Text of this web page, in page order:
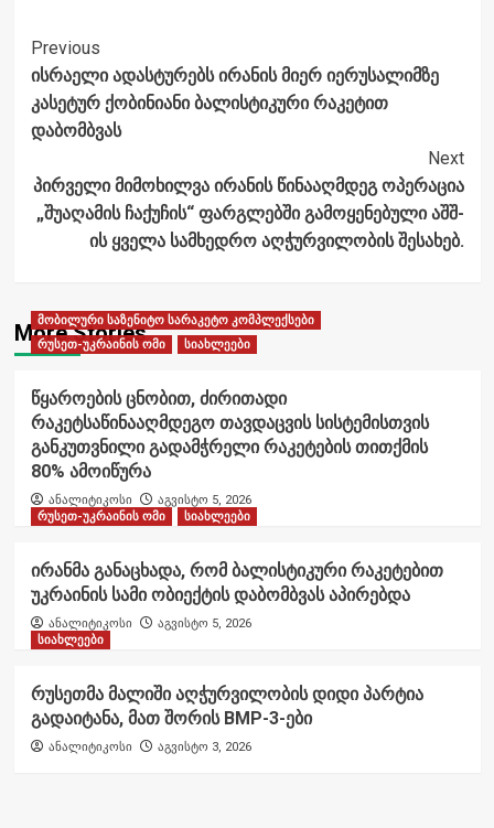
Post
Navigation
Previous
ისრაელი ადასტურებს ირანის მიერ იერუსალიმზე
კასეტურ ქობინიანი ბალისტიკური რაკეტით
დაბომბვას
Next
პირველი მიმოხილვა ირანის წინააღმდეგ ოპერაცია
„შუაღამის ჩაქუჩის“ ფარგლებში გამოყენებული აშშ-
ის ყველა სამხედრო აღჭურვილობის შესახებ.
More Stories
მობილური საზენიტო სარაკეტო კომპლექსები
რუსეთ-უკრაინის ომი
სიახლეები
წყაროების ცნობით, ძირითადი
რაკეტსაწინააღმდეგო თავდაცვის სისტემისთვის
განკუთვნილი გადამჭრელი რაკეტების თითქმის
80% ამოიწურა
ანალიტიკოსი
აგვისტო 5, 2026
რუსეთ-უკრაინის ომი
სიახლეები
ირანმა განაცხადა, რომ ბალისტიკური რაკეტებით
უკრაინის სამი ობიექტის დაბომბვას აპირებდა
ანალიტიკოსი
აგვისტო 5, 2026
სიახლეები
რუსეთმა მალიში აღჭურვილობის დიდი პარტია
გადაიტანა, მათ შორის BMP-3-ები
ანალიტიკოსი აგვისტო 3, 2026